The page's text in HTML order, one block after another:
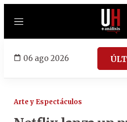
Menú
06 ago 2026
Arte y Espectáculos